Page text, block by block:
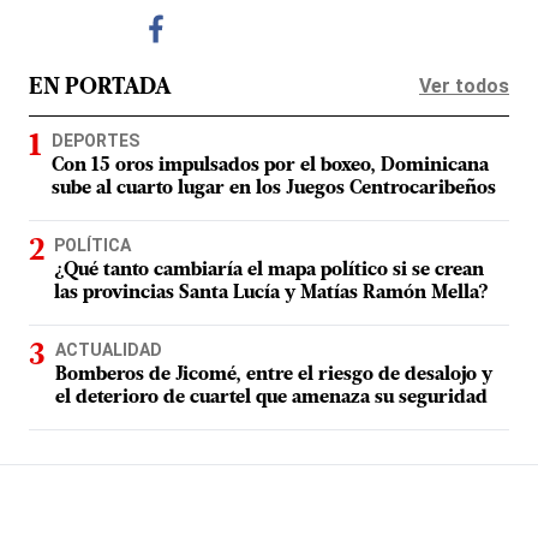
EN PORTADA Ver todos
DEPORTES
Con 15 oros impulsados por el boxeo, Dominicana
sube al cuarto lugar en los Juegos Centrocaribeños
POLÍTICA
¿Qué tanto cambiaría el mapa político si se crean
las provincias Santa Lucía y Matías Ramón Mella?
ACTUALIDAD
Bomberos de Jicomé, entre el riesgo de desalojo y
el deterioro de cuartel que amenaza su seguridad